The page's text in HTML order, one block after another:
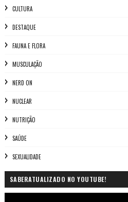
CULTURA
DESTAQUE
FAUNA E FLORA
MUSCULAÇÃO
NERD ON
NUCLEAR
NUTRIÇÃO
SAÚDE
SEXUALIDADE
SABERATUALIZADO NO YOUTUBE!